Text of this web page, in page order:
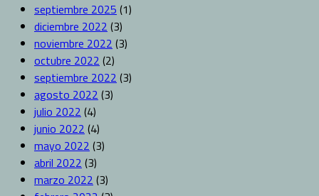
septiembre 2025 (1)
diciembre 2022 (3)
noviembre 2022 (3)
octubre 2022 (2)
septiembre 2022 (3)
agosto 2022 (3)
julio 2022 (4)
junio 2022 (4)
mayo 2022 (3)
abril 2022 (3)
marzo 2022 (3)